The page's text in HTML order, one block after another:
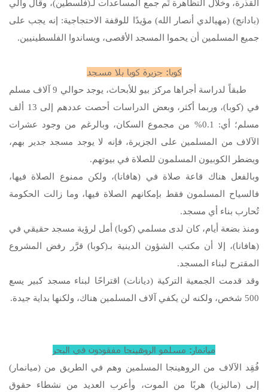
القذرة، وخلال التظاهرة تَم جمع المساعدات لـ(فلسطين)، وقال والي
(بادانج) (مهيالدي أنصار الله) مؤيدًا للوقفة الاحتجاجية: إنه يجب على
جميع المسلمين أن يحموا المسجد الأقصى، ويساندوا الفلسطينيين.
كوبا: جزيرة كوبا بلا مسجد
طبقاً لدراسة أجراها مركز بيو للأبحاث، يوجد حوالي 9 آلاف مسلم
في (كوبا)، وربما أكثر، وبعض الدراسات أحصت عددهم إلى 13 ألف
مسلم؛ أي: 0.1% من مجموع السكان، وبالرغم من وجود عشرات
الآلاف من المسلمين على الجزيرة، فإنه لا يوجد مسجد جدير بهم،
ويضطر الكوبيون المسلمون للصلاة في بيوتهم.
وبالفعل هناك قاعة صلاة في (هافانا)، ولكن ممنوع الصلاة فيها،
فالسياح المسلمون فقط بإمكانهم الصلاة فيها، وما زالت الحكومة
تُحارب بناء أي مسجد.
ومنذ بضعة أيام، كان لدى مسلمي (كوبا) أمل لرؤية مسجد حقيقي في
(هافانا)، إلا أن مكتب الشؤون الدينية بـ(كوبا) قرَّر رفض المشروع
المقترح لبناء المسجد.
وقد قدمت الجمعية التركية (ديانات) اقتراحًا لبناء مسجد كبير يسع
500 شخص، ولكنه لن يكفي آلاف المسلمين هناك، ولكنها بداية جيدة.
ميانمار: مسلمو الروهينجا مفقودون في البحر
فُقِد الآلاف من الروهينجا المسلمين وهم في الطريق من (ميانمار)
إلى (ماليزيا) هربًا من الموت، وأعرب العديد من نشطاء حقوق